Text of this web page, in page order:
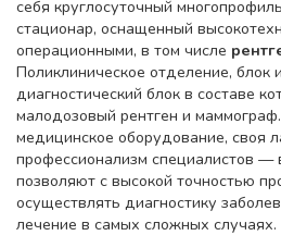
себя круглосуточный
стационар, оснащенный
операционными, в том числе
Поликлиническое отделение, блок
диагностический блок в составе
малодозовый рентген и
медицинское оборудование, своя
профессионализм специалистов —
позволяют с высокой точностью
осуществлять диагностику
лечение в самых сложных случаях.